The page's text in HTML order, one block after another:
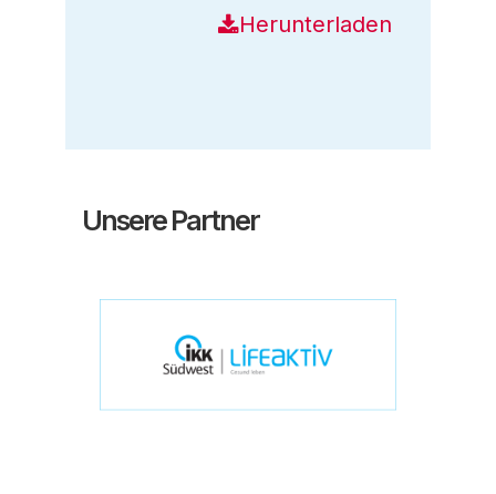
Herunterladen
Unsere Partner